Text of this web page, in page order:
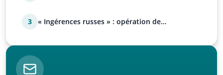
3
« Ingérences russes » : opération de